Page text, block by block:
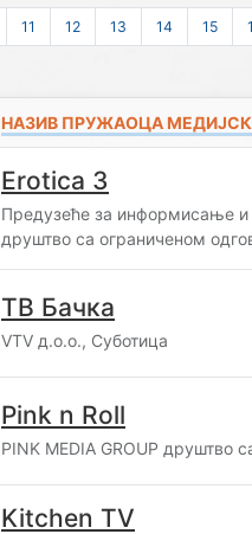
11 12 13 14 15
НАЗИВ ПРУЖАОЦА
Erotica 3
Предузеће за информисање и
друштво са ограниченом
ТВ Бачка
VTV д.о.о., Суботица
Pink n Roll
PINK MEDIA GROUP друштво
Kitchen TV